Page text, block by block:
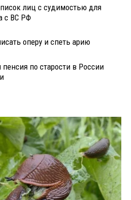
лиц с судимостью для
с ВС РФ
оперу и спеть арию
по старости в России